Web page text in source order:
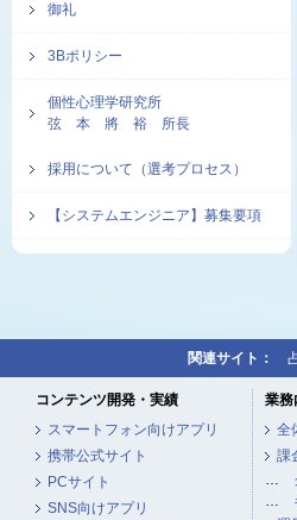
御礼
3Bポリシー
個性心理学研究所
弦 本 將 裕 所長
採用について（選考プロセス）
【システムエンジニア】募集要項
関連サイト：
コンテンツ開発・実績
スマートフォン向けアプリ
携帯公式サイト
PCサイト
SNS向けアプリ
業務
全
課
…
…